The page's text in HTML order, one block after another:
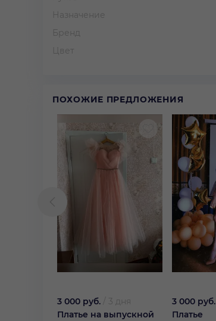
Назначение
Бренд
Цвет
ПОХОЖИЕ ПРЕДЛОЖЕНИЯ
3 000 руб.
3 дня
Платье на выпускной
3 000 руб.
Платье